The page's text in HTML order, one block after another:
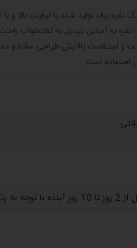
برف تولید شده با کیفیت بالا و با
به آسانی تبدیل به تختخواب
و استقامت بالایش طراحی ساده و
استفاده است.